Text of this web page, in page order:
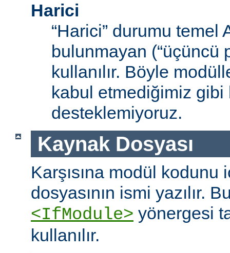
Harici
“Harici” durumu temel
bulunmayan (“üçüncü
kullanılır. Böyle
kabul etmediğimiz gibi
desteklemiyoruz.
Kaynak Dosyası
Karşısına modül kodunu
dosyasının ismi yazılır.
<IfModule> yönergesi
kullanılır.